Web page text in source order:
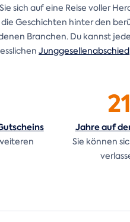
sich auf eine Reise voller
Geschichten hinter den
Branchen. Du kannst
Junggesellenabschied
21
Jahre auf
Sie können